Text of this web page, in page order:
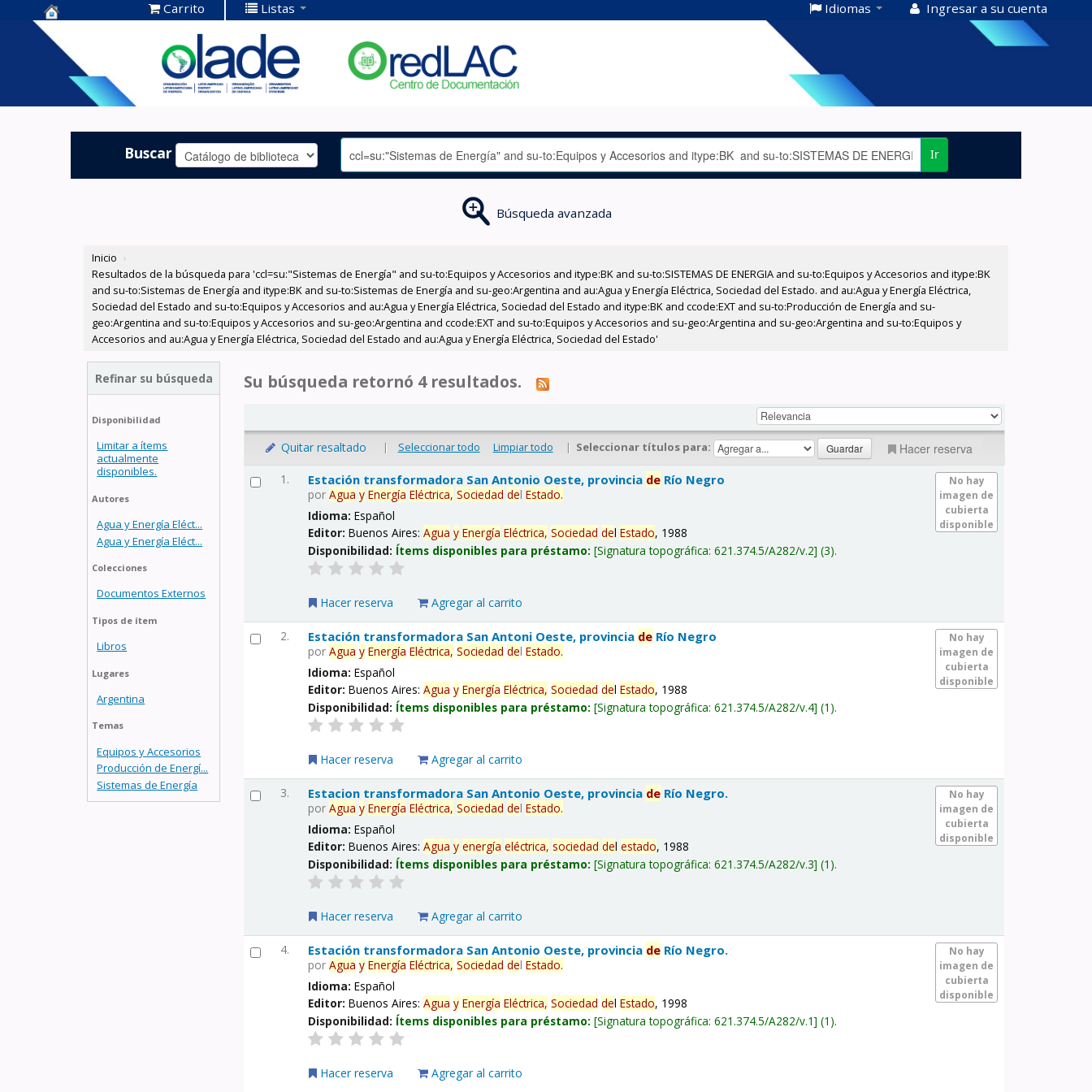
Centro de
Documentación
OLADE -
Carrito Listas Idiomas Ingresar a su cuenta
Buscar Ir
Búsqueda avanzada
Inicio ›
Resultados de la búsqueda para 'ccl=su:"Sistemas de Energía" and su-to:Equipos y Accesorios and itype:BK and su-to:SISTEMAS DE ENERGIA and su-to:Equipos y Accesorios and itype:BK
and su-to:Sistemas de Energía and itype:BK and su-to:Sistemas de Energía and su-geo:Argentina and au:Agua y Energía Eléctrica, Sociedad del Estado. and au:Agua y Energía Eléctrica,
Sociedad del Estado and su-to:Equipos y Accesorios and au:Agua y Energía Eléctrica, Sociedad del Estado and itype:BK and ccode:EXT and su-to:Producción de Energía and su-
geo:Argentina and su-to:Equipos y Accesorios and su-geo:Argentina and ccode:EXT and su-to:Equipos y Accesorios and su-geo:Argentina and su-geo:Argentina and su-to:Equipos y
Accesorios and au:Agua y Energía Eléctrica, Sociedad del Estado and au:Agua y Energía Eléctrica, Sociedad del Estado'
Refinar su búsqueda
Disponibilidad
Limitar a ítems
actualmente
disponibles.
Autores
Agua y Energía Eléct...
Agua y Energía Eléct...
Colecciones
Documentos Externos
Tipos de ítem
Libros
Lugares
Argentina
Temas
Equipos y Accesorios
Producción de Energí...
Sistemas de Energía
Su búsqueda retornó 4 resultados.
Quitar resaltado | Seleccionar todo Limpiar todo | Seleccionar títulos para: Hacer reserva
1.
No hay
imagen de
cubierta
disponible
Estación transformadora San Antonio Oeste, provincia de Río Negro
porAgua y Energía Eléctrica, Sociedad delEstado.
Idioma:Español
Editor:Buenos Aires:Agua y Energía Eléctrica, Sociedad delEstado, 1988
Disponibilidad: Ítems disponibles para préstamo: Signatura topográfica:621.374.5/A282/v.2 (3).
Hacer reserva Agregar al carrito
2.
No hay
imagen de
cubierta
disponible
Estación transformadora San Antoni Oeste, provincia de Río Negro
porAgua y Energía Eléctrica, Sociedad delEstado.
Idioma:Español
Editor:Buenos Aires:Agua y Energía Eléctrica, Sociedad delEstado, 1988
Disponibilidad: Ítems disponibles para préstamo: Signatura topográfica:621.374.5/A282/v.4 (1).
Hacer reserva Agregar al carrito
3.
No hay
imagen de
cubierta
disponible
Estacion transformadora San Antonio Oeste, provincia de Río Negro.
porAgua y Energía Eléctrica, Sociedad delEstado.
Idioma:Español
Editor:Buenos Aires:Agua y energía eléctrica, sociedad delestado, 1988
Disponibilidad: Ítems disponibles para préstamo: Signatura topográfica:621.374.5/A282/v.3 (1).
Hacer reserva Agregar al carrito
4.
No hay
imagen de
cubierta
disponible
Estación transformadora San Antonio Oeste, provincia de Río Negro.
porAgua y Energía Eléctrica, Sociedad delEstado.
Idioma:Español
Editor:Buenos Aires:Agua y Energía Eléctrica, Sociedad delEstado, 1998
Disponibilidad: Ítems disponibles para préstamo: Signatura topográfica:621.374.5/A282/v.1 (1).
Hacer reserva Agregar al carrito